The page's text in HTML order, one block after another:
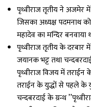
पृथ्वीराज तृतीय ने अजमेर में
जिसका अध्यक्ष पदमनाथ
महादेव का मन्दिर बनवाया
पृथ्वीराज तृतीय के दरबार में
जयानक भट्ट तथा
पृथ्वीराज विजय में तराईन
तराईन के युद्धों से पहले के
चन्दबरदाई के ग्रन्थ